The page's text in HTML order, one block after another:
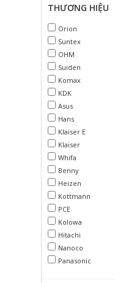
THƯƠNG HIỆU
Orion
Suntex
OHM
Suiden
Komax
KDK
Asus
Hans
Klaiser E
Klaiser
Whifa
Benny
Heizen
Kottmann
PCE
Kolowa
Hitachi
Nanoco
Panasonic